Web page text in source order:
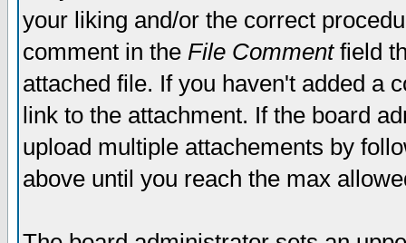
your liking and/or the correct
comment in the File Commentfield
attached file. If you haven't added a
link to the attachment. If the board
upload multiple attachements by
above until you reach the max